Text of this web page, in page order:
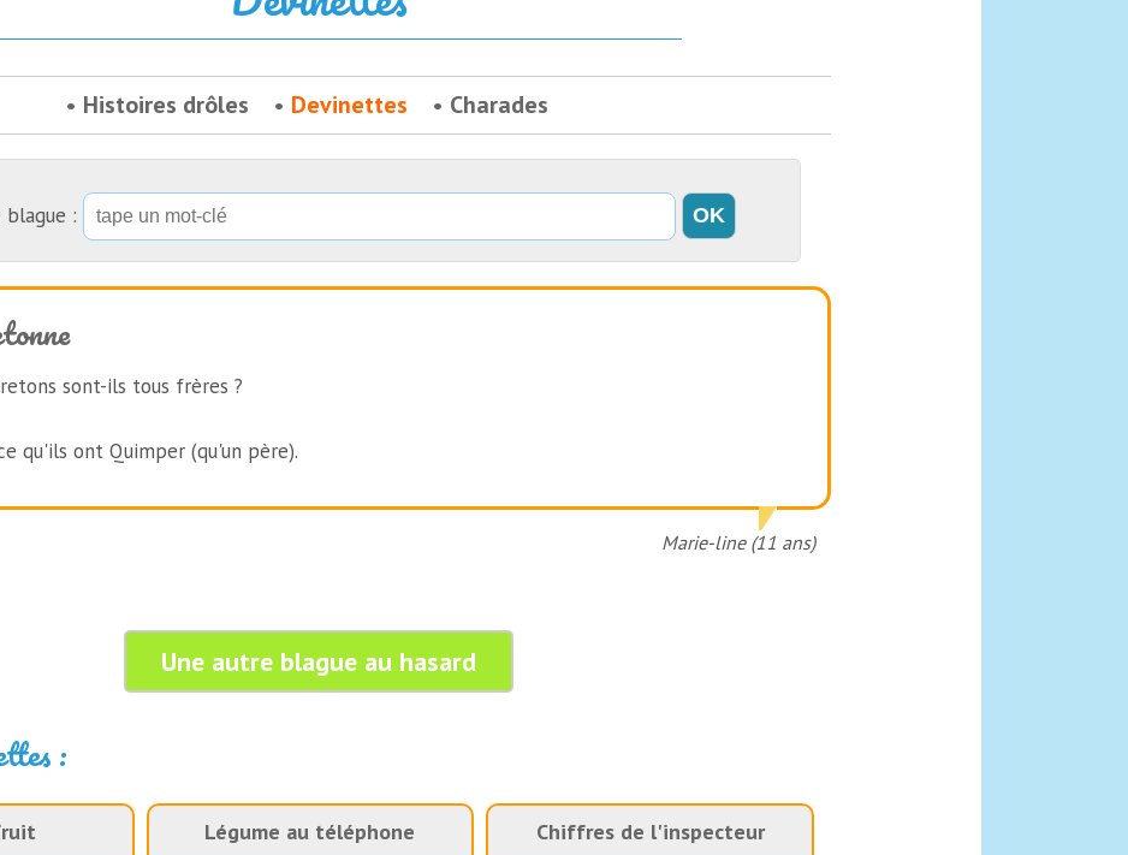
Histoires drôles Devinettes Charades
blague :
sont-ils tous frères ?
qu'ils ont Quimper (qu'un père).
Marie-line (11 ans)
Une autre blague au hasard
:
Légume au téléphone Chiffres de l'inspecteur